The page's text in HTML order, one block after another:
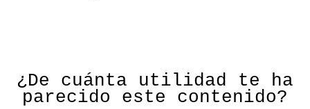
¿De cuánta utilidad te ha
parecido este contenido?